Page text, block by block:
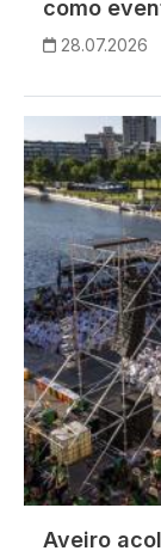
como
28.07.2026
Imagem
Aveiro